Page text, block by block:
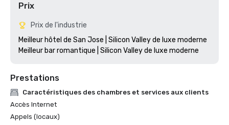
Prix
Prix de l'industrie
Meilleur hôtel de San Jose | Silicon Valley de luxe moderne
Prestations
Caractéristiques des chambres et services aux clients
Accès Internet
Appels (locaux)